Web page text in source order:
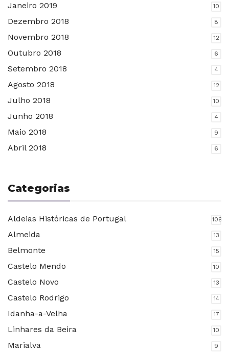
Janeiro 2019 10
Dezembro 2018 8
Novembro 2018 12
Outubro 2018 6
Setembro 2018 4
Agosto 2018 12
Julho 2018 10
Junho 2018 4
Maio 2018 9
Abril 2018 6
Categorias
Aldeias Históricas de Portugal 109
Almeida 13
Belmonte 15
Castelo Mendo 10
Castelo Novo 13
Castelo Rodrigo 14
Idanha-a-Velha 17
Linhares da Beira 10
Marialva 9